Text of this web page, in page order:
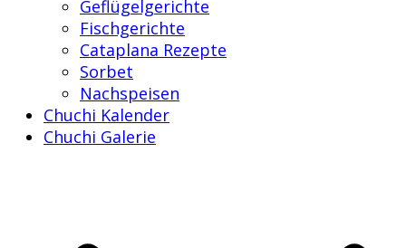
Geflügelgerichte
Fischgerichte
Cataplana Rezepte
Sorbet
Nachspeisen
Chuchi Kalender
Chuchi Galerie